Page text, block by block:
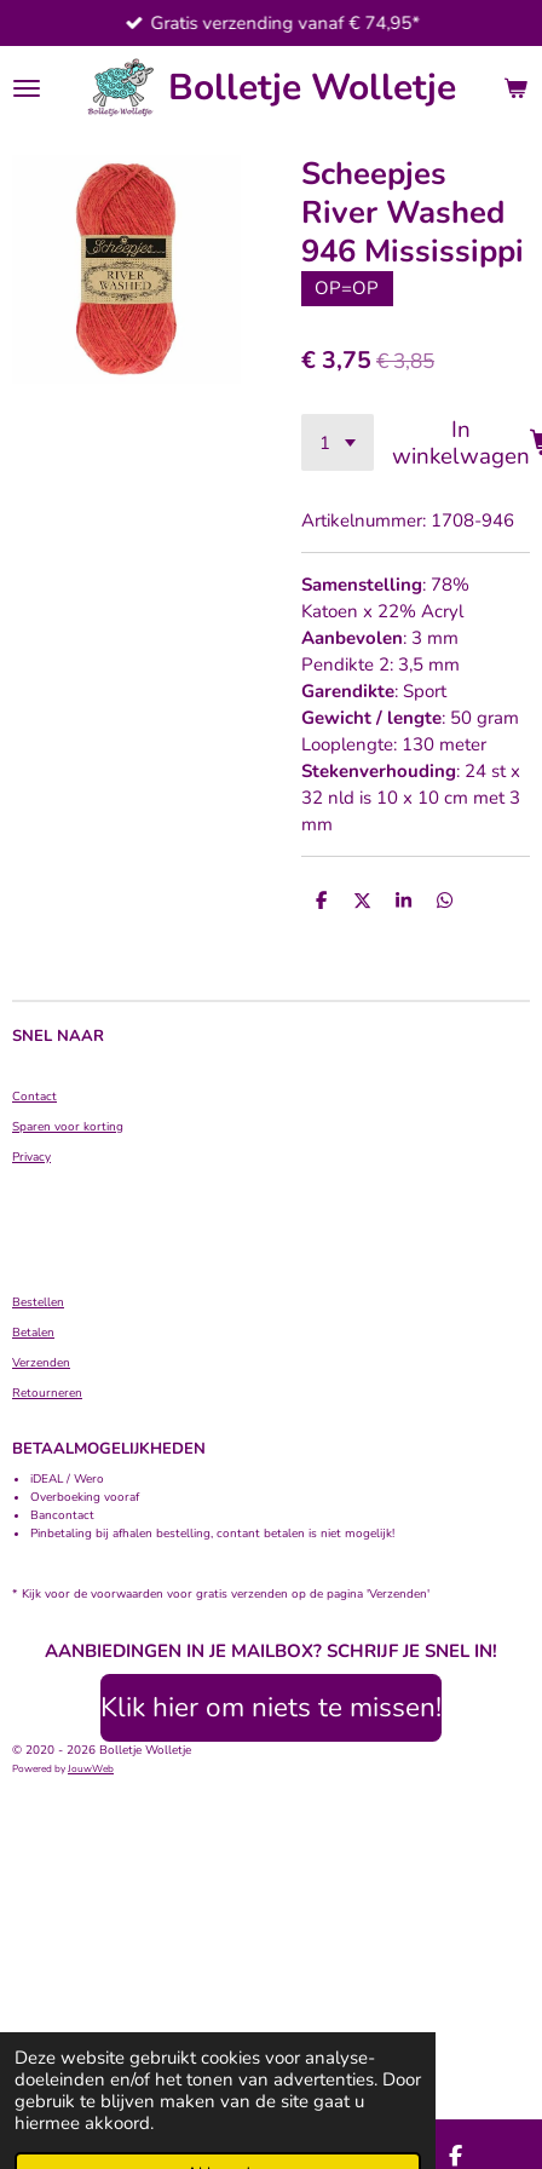
Deze website gebruikt cookies voor analyse-
doeleinden en/of het tonen van advertenties. Door
gebruik te blijven maken van de site gaat u
hiermee akkoord.
direct
naar
de
Bolletje Wolletje
Gratis verzending vanaf € 74,95*
Scheepjes
River Washed
946 Mississippi
OP=OP
€ 3,75 € 3,85
In
winkelwagen
Artikelnummer: 1708-946
Samenstelling: 78%
Katoen x 22% Acryl
Aanbevolen: 3 mm
Pendikte 2: 3,5 mm
Garendikte: Sport
Gewicht / lengte: 50 gram
Looplengte: 130 meter
Stekenverhouding: 24 st x
32 nld is 10 x 10 cm met 3
mm
D
D
S
D
SNEL NAAR
Contact
Sparen voor korting
Privacy
Bestellen
Betalen
Verzenden
Retourneren
BETAALMOGELIJKHEDEN
iDEAL / Wero
Overboeking vooraf
Bancontact
Pinbetaling bij afhalen bestelling, contant betalen is niet mogelijk!
* Kijk voor de voorwaarden voor gratis verzenden op de pagina 'Verzenden'
AANBIEDINGEN IN JE MAILBOX? SCHRIJF JE SNEL IN!
Klik hier om niets te missen!
© 2020 - 2026 Bolletje Wolletje
Powered byJouwWeb